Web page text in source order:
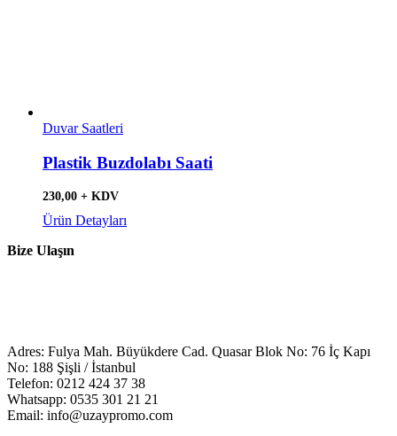
Duvar Saatleri
Plastik Buzdolabı Saati
230,00 + KDV
Ürün Detayları
Bize Ulaşın
Adres: Fulya Mah. Büyükdere Cad. Quasar Blok No: 76 İç Kapı
No: 188 Şişli / İstanbul
Telefon: 0212 424 37 38
Whatsapp: 0535 301 21 21
Email: info@uzaypromo.com